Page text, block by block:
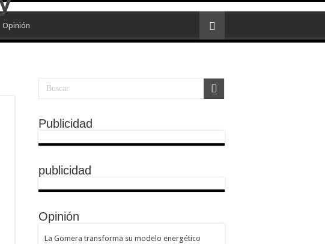
Opinión
Publicidad
publicidad
Opinión
La Gomera transforma su modelo energético